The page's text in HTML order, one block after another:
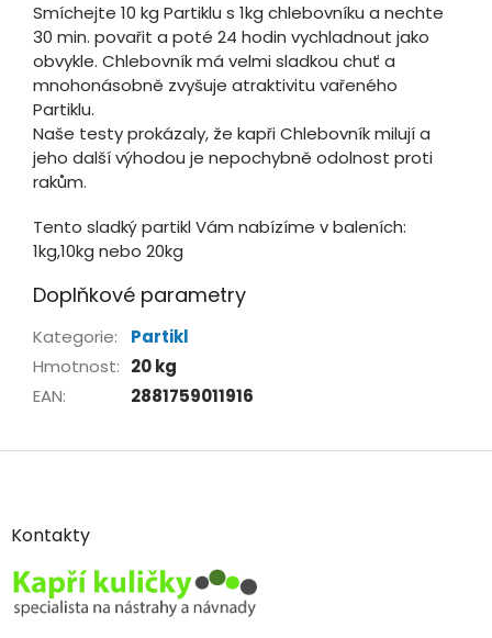
Smíchejte 10 kg Partiklu s 1kg chlebovníku a nechte
30 min. povařit a poté 24 hodin vychladnout jako
obvykle. Chlebovník má velmi sladkou chuť a
mnohonásobně zvyšuje atraktivitu vařeného
Partiklu.
Naše testy prokázaly, že kapři Chlebovník milují a
jeho další výhodou je nepochybně odolnost proti
rakům.
Tento sladký partikl Vám nabízíme v baleních:
1kg,10kg nebo 20kg
Doplňkové parametry
Kategorie:
Partikl
Hmotnost: 20 kg
EAN: 2881759011916
Z
aKontakty